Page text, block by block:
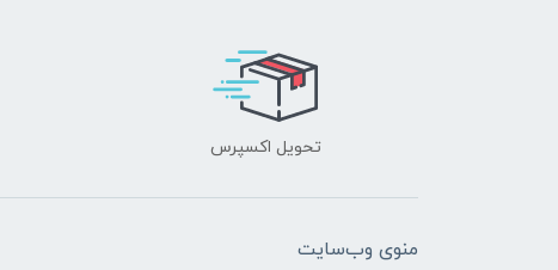
تحویل اکسپرس
منوی وب‌سایت